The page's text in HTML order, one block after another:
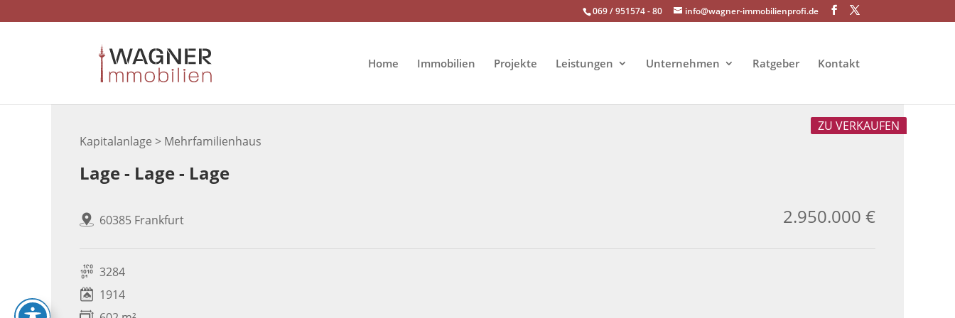
to
069 / 951574 - 80 info@wagner-immobilienprofi.de
Home Immobilien Projekte Leistungen Unternehmen Ratgeber Kontakt
Kapitalanlage > Mehrfamilienhaus
ZU VERKAUFEN
Lage - Lage - Lage
60385 Frankfurt 2.950.000 €
3284
1914